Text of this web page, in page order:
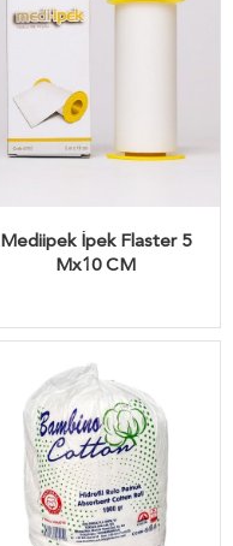
Mediipek İpek Flaster 5
Mx10 CM